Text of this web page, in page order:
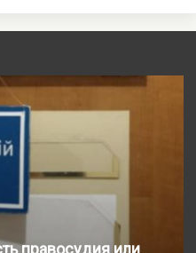
правосудия или